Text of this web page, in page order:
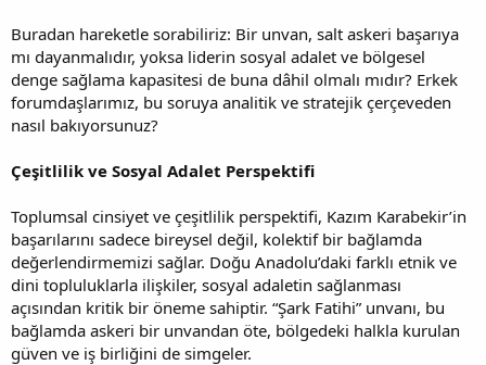
Buradan hareketle sorabiliriz: Bir unvan, salt askeri başarıya
mı dayanmalıdır, yoksa liderin sosyal adalet ve bölgesel
denge sağlama kapasitesi de buna dâhil olmalı mıdır? Erkek
forumdaşlarımız, bu soruya analitik ve stratejik çerçeveden
nasıl bakıyorsunuz?
Çeşitlilik ve Sosyal Adalet Perspektifi
Toplumsal cinsiyet ve çeşitlilik perspektifi, Kazım Karabekir’in
başarılarını sadece bireysel değil, kolektif bir bağlamda
değerlendirmemizi sağlar. Doğu Anadolu’daki farklı etnik ve
dini topluluklarla ilişkiler, sosyal adaletin sağlanması
açısından kritik bir öneme sahiptir. “Şark Fatihi” unvanı, bu
bağlamda askeri bir unvandan öte, bölgedeki halkla kurulan
güven ve iş birliğini de simgeler.